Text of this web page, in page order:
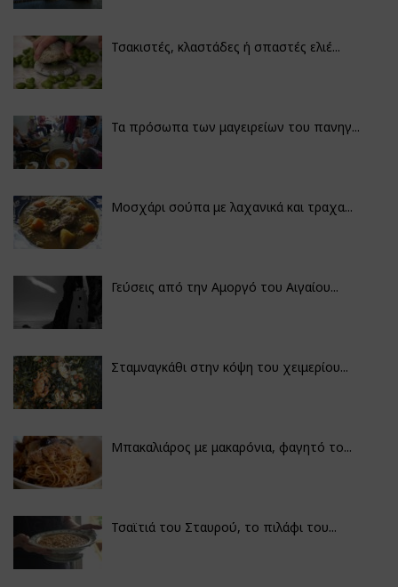
Τσακιστές, κλαστάδες ή σπαστές ελιέ...
Τα πρόσωπα των μαγειρείων του πανηγ...
Μοσχάρι σούπα με λαχανικά και τραχα...
Γεύσεις από την Αμοργό του Αιγαίου...
Σταμναγκάθι στην κόψη του χειμερίου...
Μπακαλιάρος με μακαρόνια, φαγητό το...
Τσαϊτιά του Σταυρού, το πιλάφι του...